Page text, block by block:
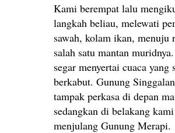
Kami berempat lalu
langkah beliau, melewati
sawah, kolam ikan, menuju
salah satu mantan
segar menyertai cuaca yang
berkabut. Gunung
tampak perkasa di depan
sedangkan di belakang kami
menjulang Gunung Merapi.